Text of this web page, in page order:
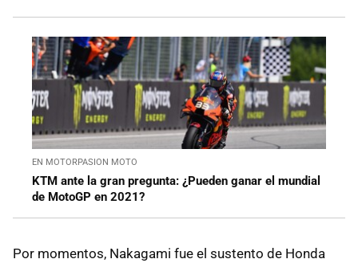
EN MOTORPASION MOTO
KTM ante la gran pregunta: ¿Pueden ganar el mundial
de MotoGP en 2021?
Por momentos, Nakagami fue el sustento de Honda